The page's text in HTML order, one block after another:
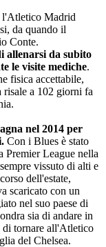
l'Atletico Madrid
da quando il
Conte.
allenarsi da subito
le visite mediche.
fisica accettabile,
risale a 102 giorni fa
nel 2014 per
Con i Blues è stato
Premier League nella
vissuto di alti e
dell'estate,
scaricato con un
nel suo paese di
sia di andare in
di tornare all'Atletico
del Chelsea.